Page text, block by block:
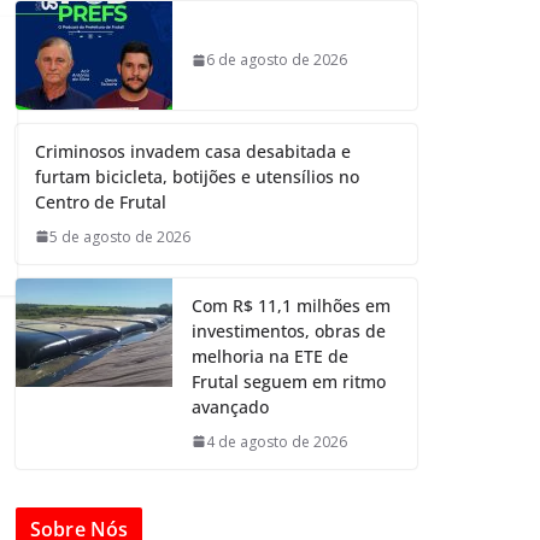
6 de agosto de 2026
Criminosos invadem casa desabitada e
furtam bicicleta, botijões e utensílios no
Centro de Frutal
5 de agosto de 2026
Com R$ 11,1 milhões em
investimentos, obras de
melhoria na ETE de
Frutal seguem em ritmo
avançado
4 de agosto de 2026
Sobre Nós